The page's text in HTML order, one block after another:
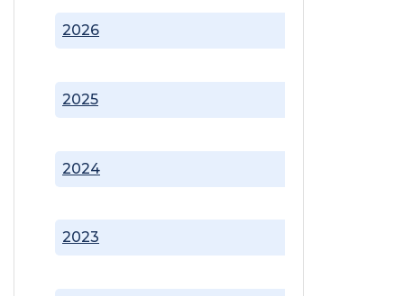
2023
2024
2025
2026